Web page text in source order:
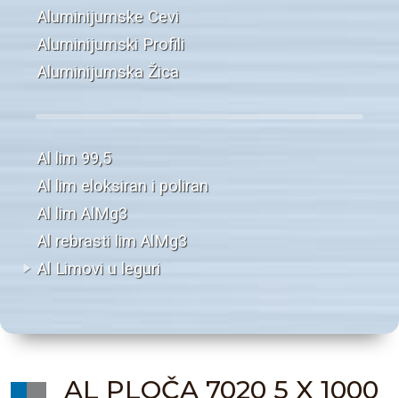
Aluminijumske Cevi
Aluminijumski Profili
Aluminijumska Žica
Al lim 99,5
Al lim eloksiran i poliran
Al lim AlMg3
Al rebrasti lim AlMg3
Al Limovi u leguri
AL PLOČA 7020 5 X 1000